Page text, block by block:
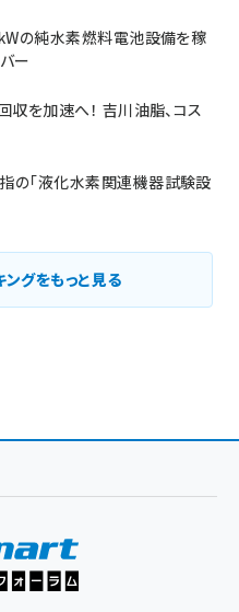
の純水素燃料電池設備を稼
ー
を加速へ！ 吉川油脂、コス
の「液化水素関連機器試験設
グをもっと見る